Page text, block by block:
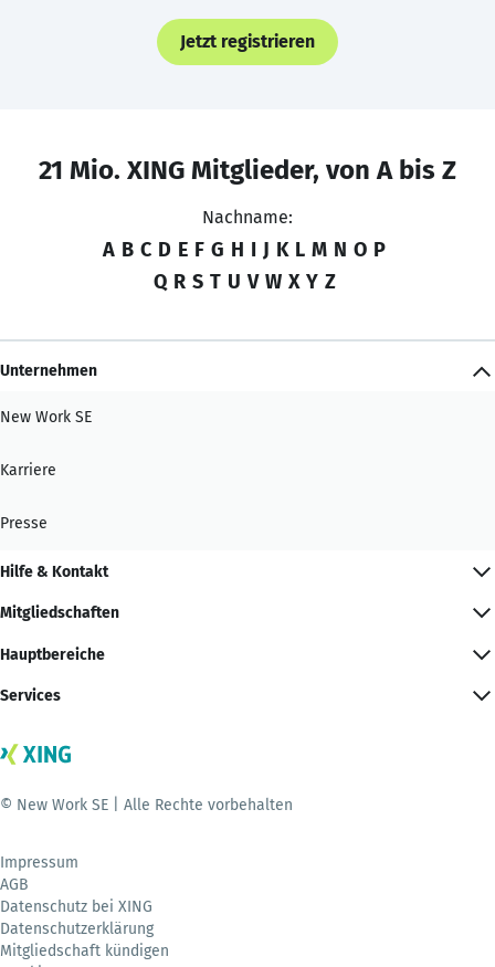
Jetzt registrieren
21 Mio. XING Mitglieder, von A bis Z
Nachname:
A B C D E F G H I J K L M N O P
Q R S T U V W X Y Z
Unternehmen
New Work SE
Karriere
Presse
Hilfe & Kontakt
Mitgliedschaften
Hauptbereiche
Services
© New Work SE | Alle Rechte vorbehalten
Impressum
AGB
Datenschutz bei XING
Datenschutzerklärung
Mitgliedschaft kündigen